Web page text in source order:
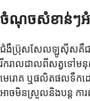
ចំណុចសំខាន់ៗ
ជំងឺប្រ៊ុសសែលឡូស៊ីសគឺជាក
រីករាលដាលពីសត្វទៅមនុ
មេរោគ ឬផលិតផលទឹកដ
អាចមិនស្រួលនិងបន្ត ការ